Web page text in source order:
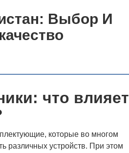
Выбор И
что влияет
которые во многом
различных устройств. При этом